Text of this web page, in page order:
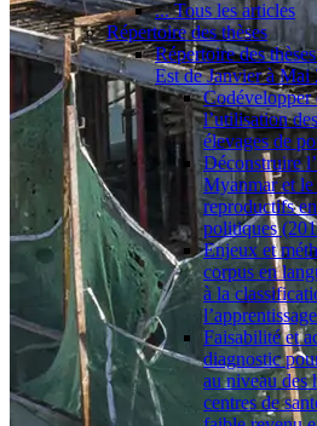
... Tous les articles
Répertoire des thèses
Répertoire des
Est de Janvier à Mai
Codévelopper
l’utilisation
élevages de
Déconstruire
Myanmar et le
reproductifs
politiques
Enjeux et
corpus en
à la
Faisabilité et
diagnostic
au niveau des
centres de